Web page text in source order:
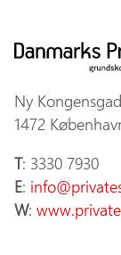
Ny
1472
T: 3330 7930
E:
W: